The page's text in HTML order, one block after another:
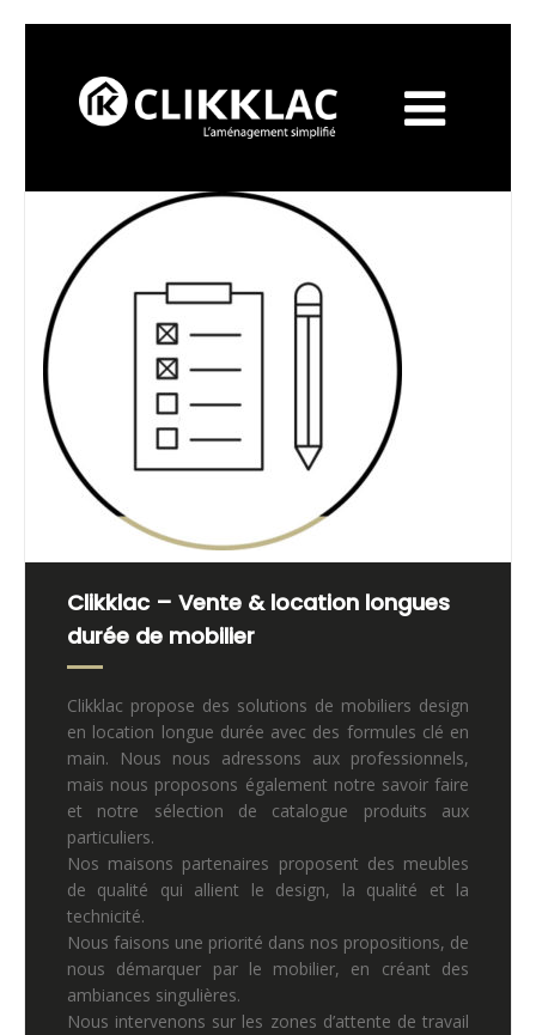
Clikklac – Vente & location longues
durée de mobilier
Clikklac propose des solutions de mobiliers design
en location longue durée avec des formules clé en
main. Nous nous adressons aux professionnels,
mais nous proposons également notre savoir faire
et notre sélection de catalogue produits aux
particuliers.
Nos maisons partenaires proposent des meubles
de qualité qui allient le design, la qualité et la
technicité.
Nous faisons une priorité dans nos propositions, de
nous démarquer par le mobilier, en créant des
ambiances singulières.
Nous intervenons sur les zones d’attente de travail